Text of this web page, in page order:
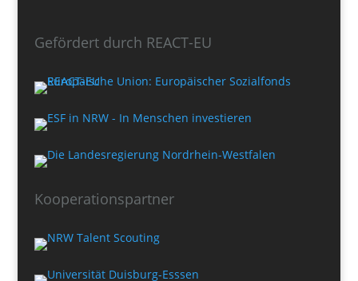
Gefördert durch REACT-EU
Kooperationspartner